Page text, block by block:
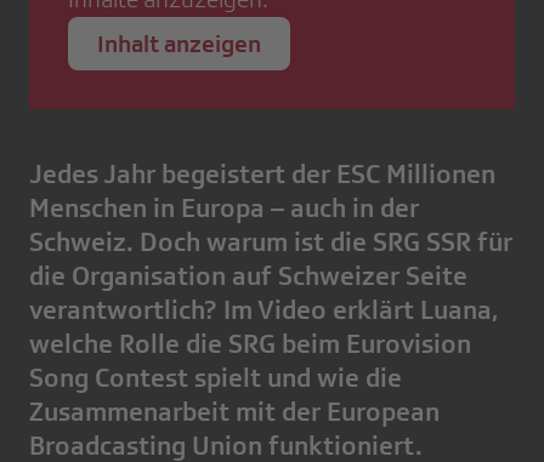
Inhalt anzeigen
Jedes Jahr begeistert der ESC Millionen
Menschen in Europa – auch in der
Schweiz. Doch warum ist die SRG SSR für
die Organisation auf Schweizer Seite
verantwortlich? Im Video erklärt Luana,
welche Rolle die SRG beim Eurovision
Song Contest spielt und wie die
Zusammenarbeit mit der European
Broadcasting Union funktioniert.